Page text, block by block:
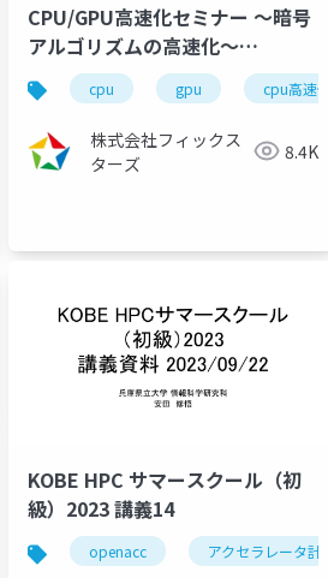
CPU/GPU高速化セミナー ～暗号
アルゴリズムの高速化～
（2024/05/27）
cpu gpu cpu高速化
株式会社フィックス
ターズ
8.4K
KOBE HPC サマースクール（初
級）2023 講義14
openacc アクセラレータ計算